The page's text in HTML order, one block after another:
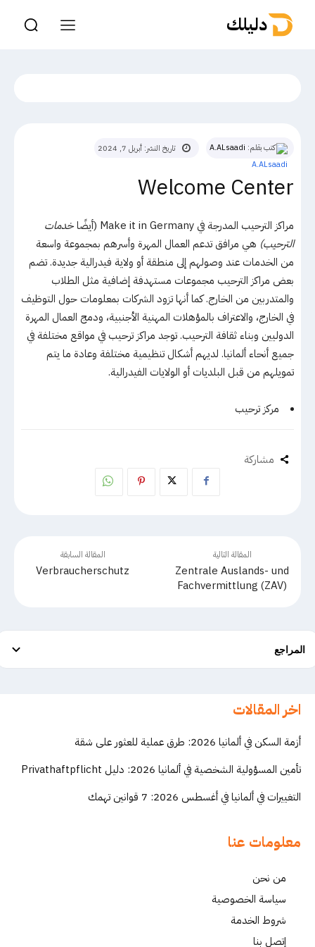
دليلك
كتب بقلم: A.ALsaadi تاريخ النشر: أبريل 7, 2024
Welcome Center
مراكز الترحيب المدرجة في Make it in Germany (أيضًا
خدمات
الترحيب) هي مرافق تدعم العمال المهرة وأسرهم بمجموعة واسعة
من الخدمات عند وصولهم إلى منطقة أو ولاية فيدرالية جديدة. تضم
بعض مراكز الترحيب مجموعات مستهدفة إضافية مثل الطلاب
والمتدربين من الخارج. كما أنها تزود الشركات بمعلومات حول التوظيف
في الخارج، والاعتراف بالمؤهلات المهنية الأجنبية، ودمج العمال المهرة
الدوليين وبناء ثقافة الترحيب. توجد مراكز ترحيب في مواقع مختلفة في
جميع أنحاء ألمانيا. لديهم أشكال تنظيمية مختلفة وعادة ما يتم
تمويلهم من قبل البلديات أو الولايات الفيدرالية.
مركز ترحيب
مشاركة
المقالة السابقة
Verbraucherschutz
المقالة التالية
Zentrale Auslands- und
Fachvermittlung (ZAV)
المراجع
اخر المقالات
أزمة السكن في ألمانيا 2026: طرق عملية للعثور على شقة
تأمين المسؤولية الشخصية في ألمانيا 2026: دليل Privathaftpflicht
التغييرات في ألمانيا في أغسطس 2026: 7 قوانين تهمك
معلومات عنا
من نحن
سياسة الخصوصية
شروط الخدمة
إتصل بنا